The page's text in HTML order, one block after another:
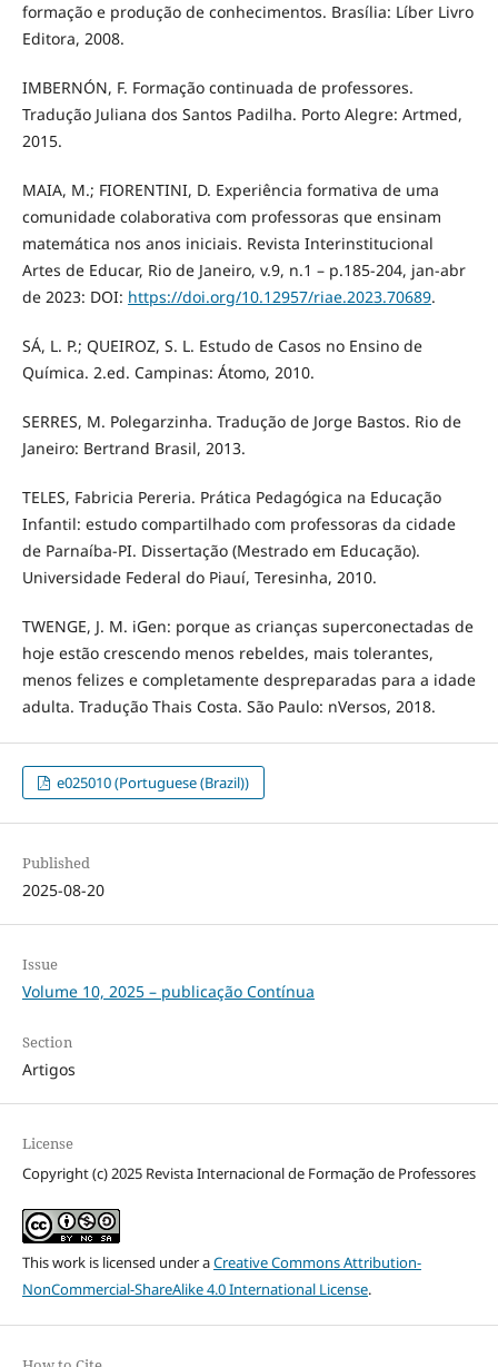
formação e produção de conhecimentos. Brasília: Líber Livro
Editora, 2008.
IMBERNÓN, F. Formação continuada de professores.
Tradução Juliana dos Santos Padilha. Porto Alegre: Artmed,
2015.
MAIA, M.; FIORENTINI, D. Experiência formativa de uma
comunidade colaborativa com professoras que ensinam
matemática nos anos iniciais. Revista Interinstitucional
Artes de Educar, Rio de Janeiro, v.9, n.1 – p.185-204, jan-abr
de 2023: DOI: https://doi.org/10.12957/riae.2023.70689.
SÁ, L. P.; QUEIROZ, S. L. Estudo de Casos no Ensino de
Química. 2.ed. Campinas: Átomo, 2010.
SERRES, M. Polegarzinha. Tradução de Jorge Bastos. Rio de
Janeiro: Bertrand Brasil, 2013.
TELES, Fabricia Pereria. Prática Pedagógica na Educação
Infantil: estudo compartilhado com professoras da cidade
de Parnaíba-PI. Dissertação (Mestrado em Educação).
Universidade Federal do Piauí, Teresinha, 2010.
TWENGE, J. M. iGen: porque as crianças superconectadas de
hoje estão crescendo menos rebeldes, mais tolerantes,
menos felizes e completamente despreparadas para a idade
adulta. Tradução Thais Costa. São Paulo: nVersos, 2018.
e025010 (Portuguese (Brazil))
Published
2025-08-20
Issue
Volume 10, 2025 – publicação Contínua
Section
Artigos
License
Copyright (c) 2025 Revista Internacional de Formação de Professores
This work is licensed under aCreative Commons Attribution-
NonCommercial-ShareAlike 4.0 International License.